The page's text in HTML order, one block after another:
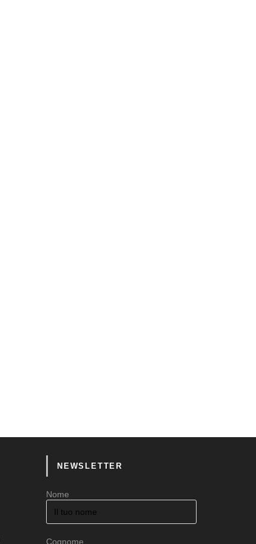
NEWSLETTER
Nome
Cognome